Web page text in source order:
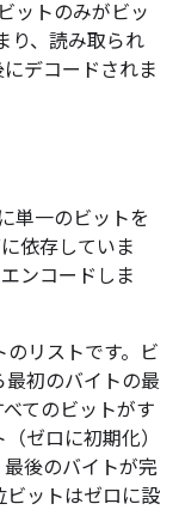
ットのみがビッ
り、読み取られ
デコードされま
単一のビットを
依存していま
ンコードしま
のリストです。ビ
最初のバイトの最
てのビットがす
ゼロに初期化）
後のバイトが完
ビットはゼロに設